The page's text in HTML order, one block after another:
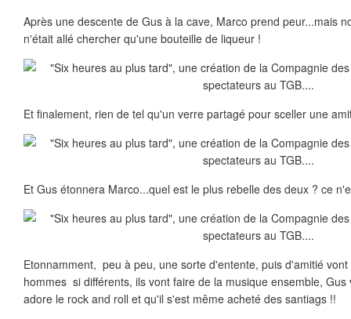
Après une descente de Gus à la cave, Marco prend peur...mais
n'était allé chercher qu'une bouteille de liqueur !
Et finalement, rien de tel qu'un verre partagé pour sceller une
Et Gus étonnera Marco...quel est le plus rebelle des deux ? ce
Etonnamment, peu à peu, une sorte d'entente, puis d'amitié
hommes si différents, ils vont faire de la musique ensemble,
adore le rock and roll et qu'il s'est même acheté des santiags !!